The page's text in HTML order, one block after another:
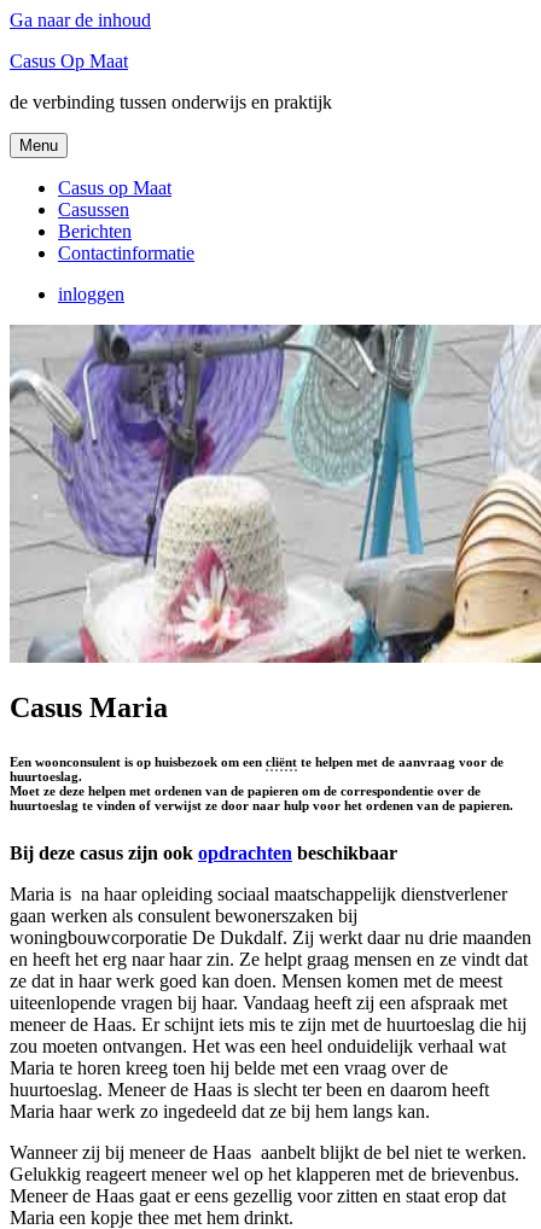
Ga naar de inhoud
Casus Op Maat
de verbinding tussen onderwijs en praktijk
Menu
Casus op Maat
Casussen
Berichten
Contactinformatie
inloggen
Casus Maria
Een woonconsulent is op huisbezoek om een cliënt te helpen met de aanvraag voor de
huurtoeslag.
Moet ze deze helpen met ordenen van de papieren om de correspondentie over de
huurtoeslag te vinden of verwijst ze door naar hulp voor het ordenen van de papieren.
Bij deze casus zijn ook opdrachten beschikbaar
Maria is na haar opleiding sociaal maatschappelijk dienstverlener
gaan werken als consulent bewonerszaken bij
woningbouwcorporatie De Dukdalf. Zij werkt daar nu drie maanden
en heeft het erg naar haar zin. Ze helpt graag mensen en ze vindt dat
ze dat in haar werk goed kan doen. Mensen komen met de meest
uiteenlopende vragen bij haar. Vandaag heeft zij een afspraak met
meneer de Haas. Er schijnt iets mis te zijn met de huurtoeslag die hij
zou moeten ontvangen. Het was een heel onduidelijk verhaal wat
Maria te horen kreeg toen hij belde met een vraag over de
huurtoeslag. Meneer de Haas is slecht ter been en daarom heeft
Maria haar werk zo ingedeeld dat ze bij hem langs kan.
Wanneer zij bij meneer de Haas aanbelt blijkt de bel niet te werken.
Gelukkig reageert meneer wel op het klapperen met de brievenbus.
Meneer de Haas gaat er eens gezellig voor zitten en staat erop dat
Maria een kopje thee met hem drinkt.